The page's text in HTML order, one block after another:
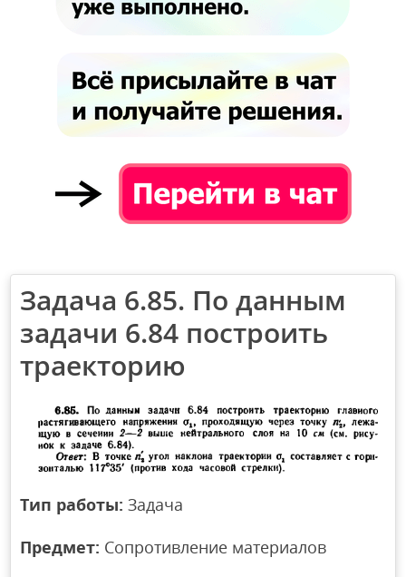
Задача 6.85. По данным
задачи 6.84 построить
траекторию
Тип работы: Задача
Предмет: Сопротивление материалов